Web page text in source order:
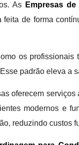
As Empresas
de forma
os
padrão eleva a
oferecem
modernos e
reduzindo custos